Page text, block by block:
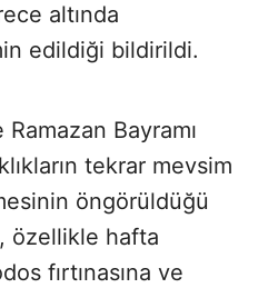
altında
edildiği bildirildi.
Bayramı
tekrar mevsim
öngörüldüğü
özellikle hafta
fırtınasına ve